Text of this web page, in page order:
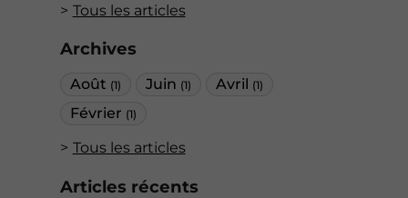
Tous les articles
Archives
Août (1) Juin (1) Avril (1)
Février (1)
Tous les articles
Articles récents